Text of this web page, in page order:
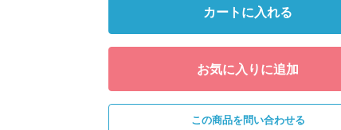
カートに入れる
お気に入りに追加
この商品を問い合わせる